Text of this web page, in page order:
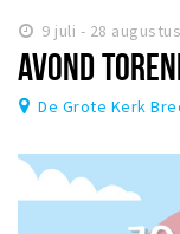
9 juli - 28 augustus
AVOND
De Grote Kerk